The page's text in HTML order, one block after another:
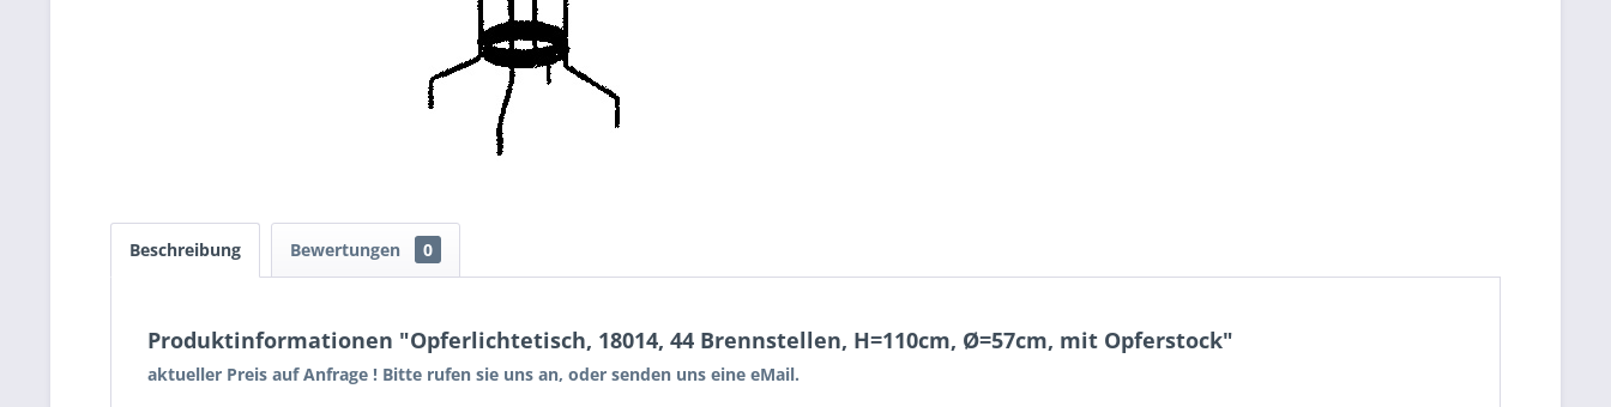
Beschreibung Bewertungen 0
Produktinformationen "Opferlichtetisch, 18014, 44 Brennstellen, H=110cm, Ø=57cm, mit Opferstock"
aktueller Preis auf Anfrage ! Bitte rufen sie uns an, oder senden uns eine eMail.